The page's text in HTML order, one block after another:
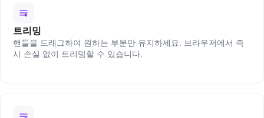
트리밍
핸들을 드래그하여 원하는 부분만 유지하세요. 브라우저에서 즉
시 손실 없이 트리밍할 수 있습니다.